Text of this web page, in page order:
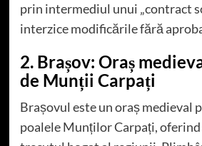
prin intermediul unui „contract
interzice modificările fără
2. Brașov: Oraș
de Munții Carpați
Brașovul este un oraș medieval
poalele Munților Carpați,